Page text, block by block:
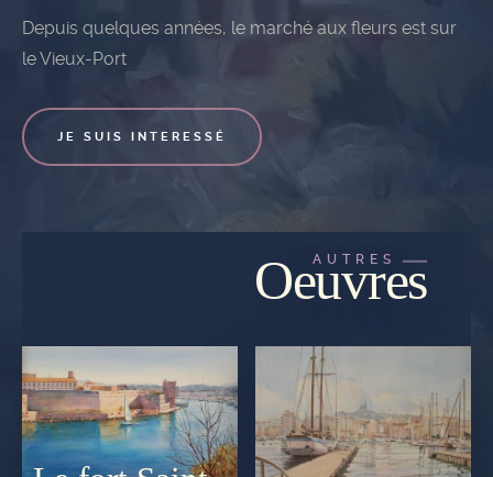
Depuis quelques années, le marché aux fleurs est sur
le Vieux-Port
JE SUIS INTERESSÉ
AUTRES
Oeuvres